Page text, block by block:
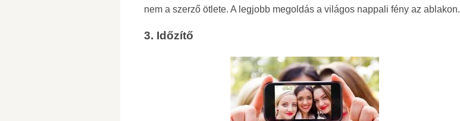
nem a szerző ötlete. A legjobb megoldás a világos nappali fény az ablakon.
3. Időzítő